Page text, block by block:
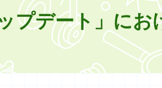
社会
プデート」に